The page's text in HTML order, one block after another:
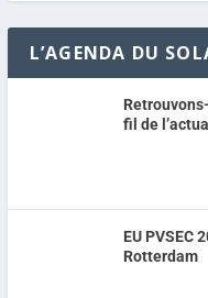
L’AGENDA DU
fil de
EU PVSEC
Rotterdam